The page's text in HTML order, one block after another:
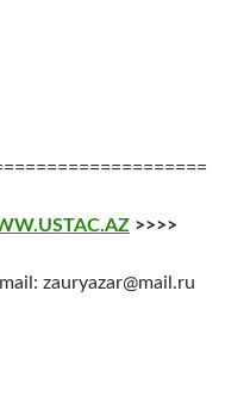
>>>>
zauryazar@mail.ru